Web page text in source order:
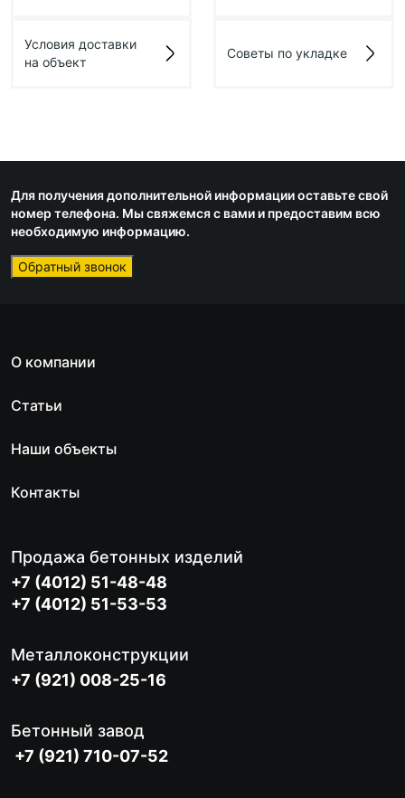
Условия доставки
на объект
Советы по укладке
Для получения дополнительной информации оставьте свой
номер телефона. Мы свяжемся с вами и предоставим всю
необходимую информацию.
Обратный звонок
О компании
Статьи
Наши объекты
Контакты
Продажа бетонных изделий
+7 (4012) 51-48-48
+7 (4012) 51-53-53
Металлоконструкции
+7 (921) 008-25-16
Бетонный завод
+7 (921) 710-07-52